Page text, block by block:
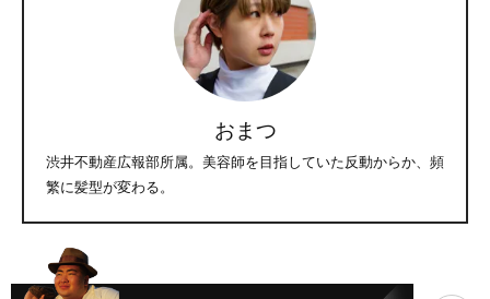
おまつ
渋井不動産広報部所属。美容師を目指していた反動からか、頻
繁に髪型が変わる。